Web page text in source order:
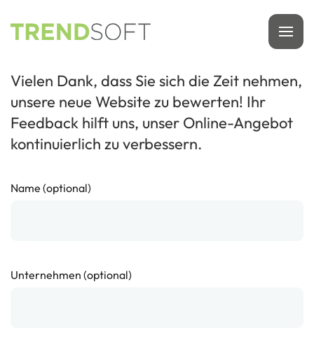
Zum
Vielen Dank, dass Sie sich die Zeit nehmen,
unsere neue Website zu bewerten! Ihr
Feedback hilft uns, unser Online-Angebot
kontinuierlich zu verbessern.
Name (optional)
Unternehmen (optional)